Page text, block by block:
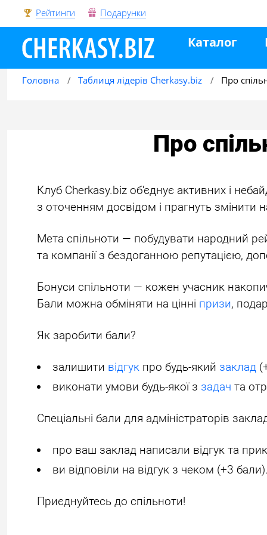
Рейтинги Подарунки
Каталог
Головна Таблиця лідерів Cherkasy.biz Про
Про
Клуб Cherkasy.biz об'єднує активних і
з оточенням досвідом і прагнуть змінити
Мета спільноти — побудувати народний
та компанії з бездоганною репутацією,
Бонуси спільноти — кожен учасник
Бали можна обміняти на цінні призи,
Як заробити бали?
залишити відгук про будь-який заклад
виконати умови будь-якої з задач та
Спеціальні бали для адміністраторів
про ваш заклад написали відгук та
ви відповіли на відгук з чеком (+3
Приєднуйтесь до спільноти!